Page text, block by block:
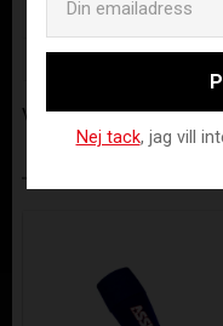
Artikelnr
Tillverkare
Visa alla produkter
Nej tack, jag vill